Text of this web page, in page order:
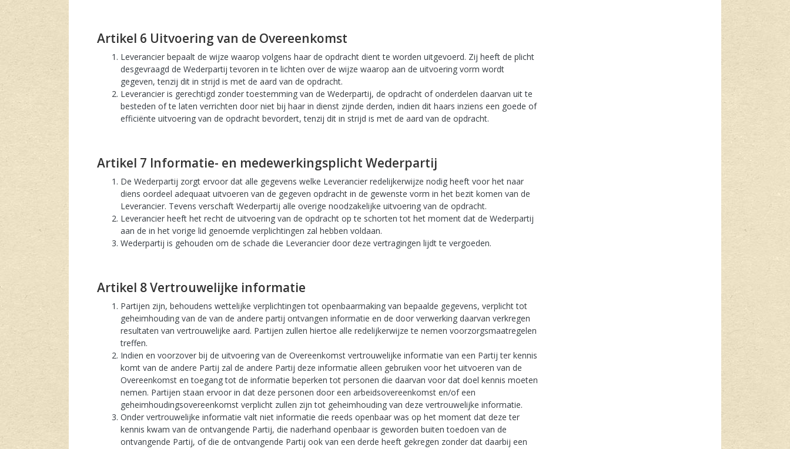
artikel 6 Uitvoering van de Overeenkomst
Leverancier bepaalt de wijze waarop volgens haar de opdracht dient te worden uitgevoerd. Zij heeft de plicht
desgevraagd de Wederpartij tevoren in te lichten over de wijze waarop aan de uitvoering vorm wordt
gegeven, tenzij dit in strijd is met de aard van de opdracht.
Leverancier is gerechtigd zonder toestemming van de Wederpartij, de opdracht of onderdelen daarvan uit te
besteden of te laten verrichten door niet bij haar in dienst zijnde derden, indien dit haars inziens een goede of
efficiënte uitvoering van de opdracht bevordert, tenzij dit in strijd is met de aard van de opdracht.
artikel 7 Informatie- en medewerkingsplicht Wederpartij
De Wederpartij zorgt ervoor dat alle gegevens welke Leverancier redelijkerwijze nodig heeft voor het naar
diens oordeel adequaat uitvoeren van de gegeven opdracht in de gewenste vorm in het bezit komen van de
Leverancier. Tevens verschaft Wederpartij alle overige noodzakelijke uitvoering van de opdracht.
Leverancier heeft het recht de uitvoering van de opdracht op te schorten tot het moment dat de Wederpartij
aan de in het vorige lid genoemde verplichtingen zal hebben voldaan.
Wederpartij is gehouden om de schade die Leverancier door deze vertragingen lijdt te vergoeden.
artikel 8 Vertrouwelijke informatie
Partijen zijn, behoudens wettelijke verplichtingen tot openbaarmaking van bepaalde gegevens, verplicht tot
geheimhouding van de van de andere partij ontvangen informatie en de door verwerking daarvan verkregen
resultaten van vertrouwelijke aard. Partijen zullen hiertoe alle redelijkerwijze te nemen voorzorgsmaatregelen
treffen.
Indien en voorzover bij de uitvoering van de Overeenkomst vertrouwelijke informatie van een Partij ter kennis
komt van de andere Partij zal de andere Partij deze informatie alleen gebruiken voor het uitvoeren van de
Overeenkomst en toegang tot de informatie beperken tot personen die daarvan voor dat doel kennis moeten
nemen. Partijen staan ervoor in dat deze personen door een arbeidsovereenkomst en/of een
geheimhoudingsovereenkomst verplicht zullen zijn tot geheimhouding van deze vertrouwelijke informatie.
Onder vertrouwelijke informatie valt niet informatie die reeds openbaar was op het moment dat deze ter
kennis kwam van de ontvangende Partij, die naderhand openbaar is geworden buiten toedoen van de
ontvangende Partij, of die de ontvangende Partij ook van een derde heeft gekregen zonder dat daarbij een